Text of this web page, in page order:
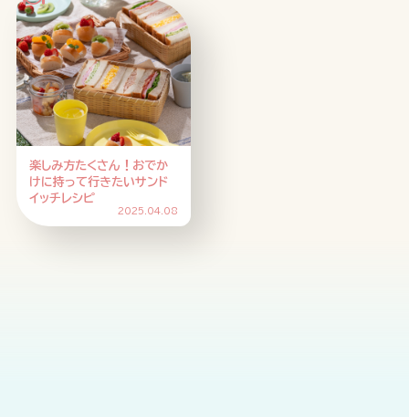
特集記事 連載
夏のビール特集2025
お酒との付き合い方
大阪・関西万博
おでかけ 池波正太郎
みんなで乾杯
特別なおやつ時間
楽しみ方たくさん！おでか
けに持って行きたいサンド
イッチレシピ
2025.04.08